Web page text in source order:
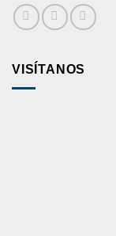
VISÍTANOS